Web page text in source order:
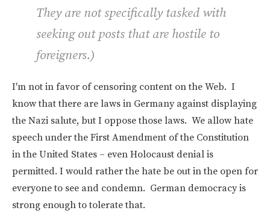
They are not specifically tasked with
seeking out posts that are hostile to
foreigners.)
I'm not in favor of censoring content on the Web. I
know that there are laws in Germany against displaying
the Nazi salute, but I oppose those laws. We allow hate
speech under the First Amendment of the Constitution
in the United States – even Holocaust denial is
permitted. I would rather the hate be out in the open for
everyone to see and condemn. German democracy is
strong enough to tolerate that.